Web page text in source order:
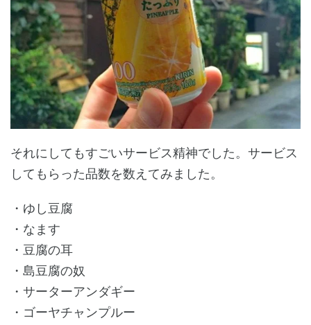
それにしてもすごいサービス精神でした。サービス
してもらった品数を数えてみました。
・ゆし豆腐
・なます
・豆腐の耳
・島豆腐の奴
・サーターアンダギー
・ゴーヤチャンプルー